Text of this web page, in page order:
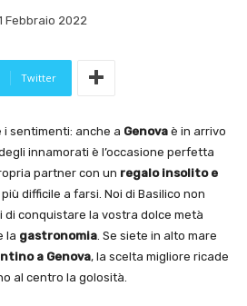
Febbraio 2022
Twitter
i sentimenti: anche a Genova è in arrivo
innamorati è l’occasione perfetta
partner con un regalo insolito e
difficile a farsi. Noi di Basilico non
di conquistare la vostra dolce metà
la gastronomia . Se siete in alto mare
a Genova, la scelta migliore ricade
al centro la golosità.